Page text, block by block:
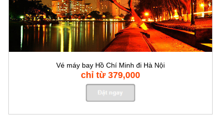
Vé máy bay Hồ Chí Minh đi Hà Nội
chỉ từ 379,000